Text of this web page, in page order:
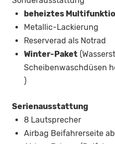
beheiztes
Metallic-Lackierung
Reserverad als Notrad
Winter-Paket
Scheibenwaschdüsen
)
Serienausstattung
8 Lautsprecher
Airbag Beifahrerseite